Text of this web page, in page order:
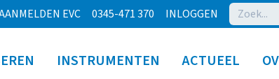
EVC 0345-471 370 INLOGGEN
INSTRUMENTEN ACTUEEL